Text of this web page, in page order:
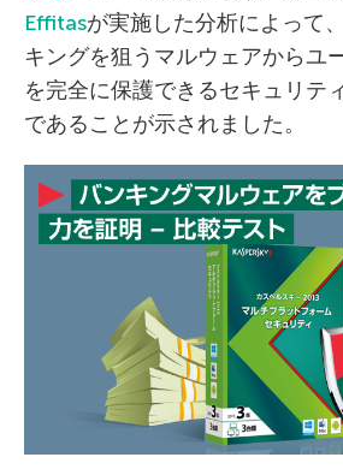
Effitasが実施した分析によって
キングを狙うマルウェアからユ
を完全に保護できるセキュリテ
であることが示されました。